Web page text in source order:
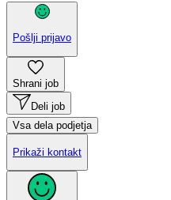
Pošlji prijavo
Shrani job
Deli job
Vsa dela podjetja
Prikaži kontakt